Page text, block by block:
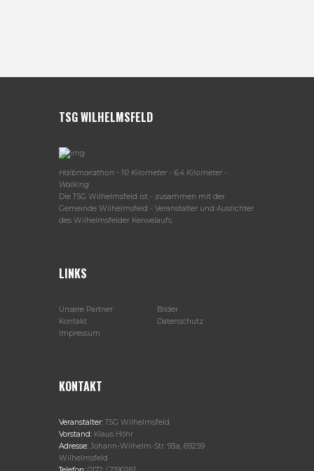
TSG WILHELMSFELD
Halbmarathon - 10 Kilometer - 6,4 Kilometer -
Walking
Die TSG Wilhelmsfeld ist - zusammen mit der
Gemeinde Wilhelmsfeld - Veranstalter und Ausrichter
des Wilhelmsfelder Kerwelaufs.
LINKS
Unsere Partner
Bilder
Kontakt
Datenschutz
Impressum
KONTAKT
Veranstalter:TSG Wilhelmsfeld
Vorstand: Klaus Höhr
Adresse: Johann-Wilhelm-Str. 93a, 69259
Wilhelmsfeld